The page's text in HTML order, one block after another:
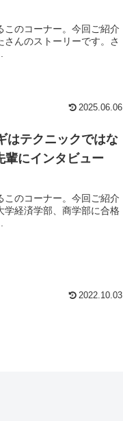
このコーナー。今回ご紹介
んのストーリーです。さ
2025.06.06
はテクニックではな
輩にインタビュー
このコーナー。今回ご紹介
学経済学部、商学部に合格
2022.10.03